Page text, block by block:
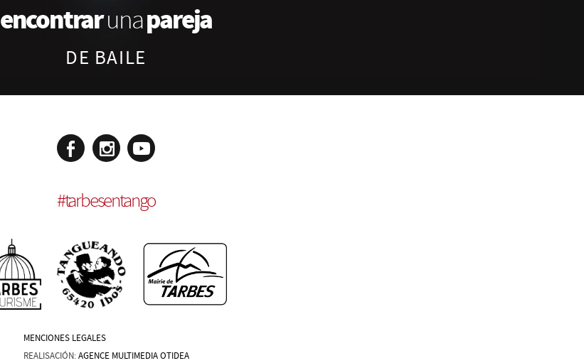
encontrarunapareja
DE BAILE
#tarbesentango
MENCIONES LEGALES
REALISACIÓN:AGENCE MULTIMEDIA OTIDEA